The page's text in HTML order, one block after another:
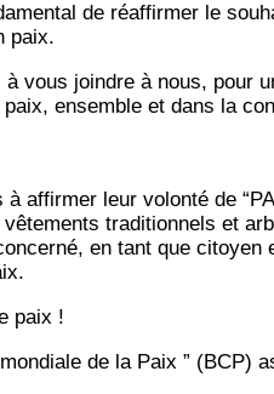
de réaf­fir­mer le
paix.
vous joindre à nous, pour
paix, ensemble et dans la
affir­mer leur volon­té de
vête­ments tra­di­tion­nels et
en tant que citoyen
paix !
de la Paix ” (BCP)